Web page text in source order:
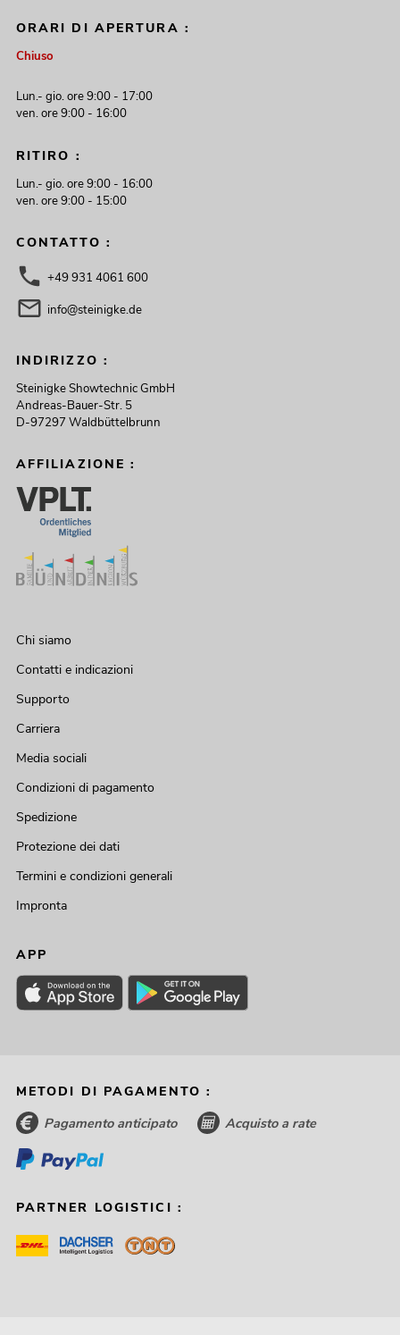
ORARI DI APERTURA :
Chiuso
Lun.- gio. ore 9:00 - 17:00
ven. ore 9:00 - 16:00
RITIRO :
Lun.- gio. ore 9:00 - 16:00
ven. ore 9:00 - 15:00
CONTATTO :
+49 931 4061 600
info@steinigke.de
INDIRIZZO :
Steinigke Showtechnic GmbH
Andreas-Bauer-Str. 5
D-97297 Waldbüttelbrunn
AFFILIAZIONE :
Chi siamo
Contatti e indicazioni
Supporto
Carriera
Media sociali
Condizioni di pagamento
Spedizione
Protezione dei dati
Termini e condizioni generali
Impronta
APP
METODI DI PAGAMENTO :
Pagamento anticipato Acquisto a rate
PARTNER LOGISTICI :